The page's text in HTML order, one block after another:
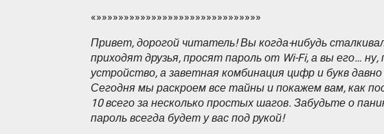
«»»»»»»»»»»»»»»»»»»»»»»»»»»»»»»
Привет, дорогой читатель! Вы когда-нибудь
приходят друзья, просят пароль от Wi-Fi, а вы его…
устройство, а заветная комбинация цифр и букв
Сегодня мы раскроем все тайны и покажем вам, как
10 всего за несколько простых шагов. Забудьте о
пароль всегда будет у вас под рукой!